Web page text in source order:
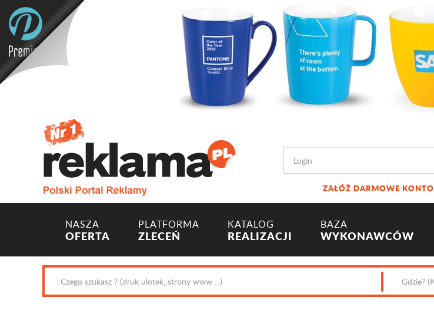
ZAŁÓŻ DARMOWE KONTO
NASZA
OFERTA
PLATFORMA
ZLECEŃ
KATALOG
REALIZACJI
BAZA
WYKONAWCÓW